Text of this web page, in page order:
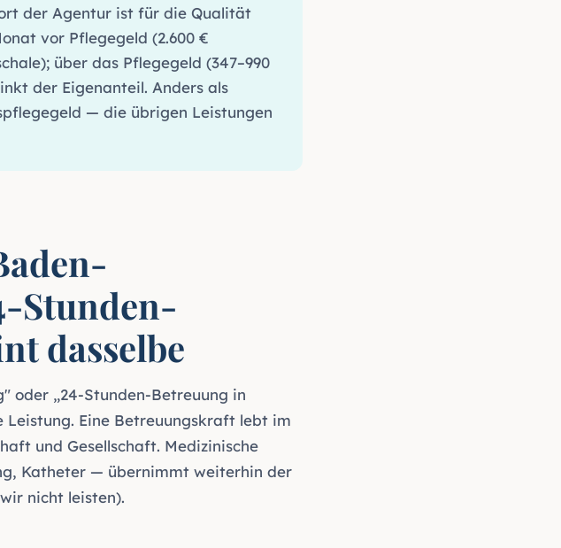
der Agentur ist für die Qualität
vor Pflegegeld (2.600 €
über das Pflegegeld (347–990
der Eigenanteil. Anders als
— die übrigen Leistungen
Stunden-
dasselbe
oder „24-Stunden-Betreuung in
Eine Betreuungskraft lebt im
und Gesellschaft. Medizinische
Katheter — übernimmt weiterhin der
nicht leisten).